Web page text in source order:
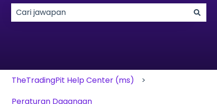
TheTradingPit Help Center (ms)
Peraturan Dagangan